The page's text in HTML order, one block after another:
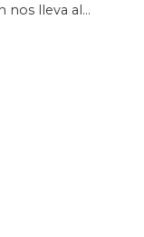
nos lleva al
Irlanda,
El salvaje
día. Te
este
son
de
carretera!